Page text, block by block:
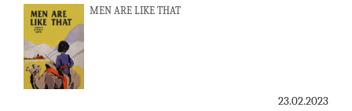
MEN ARE LIKE THAT
23.02.2023